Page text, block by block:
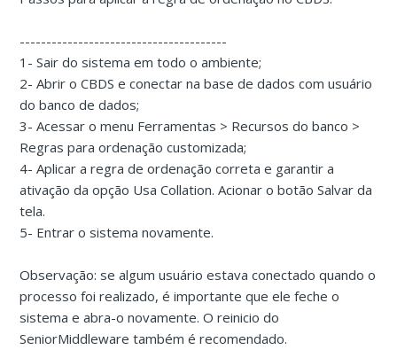
---------------------------------------
1- Sair do sistema em todo o ambiente;
2- Abrir o CBDS e conectar na base de dados com usuário
do banco de dados;
3- Acessar o menu Ferramentas > Recursos do banco >
Regras para ordenação customizada;
4- Aplicar a regra de ordenação correta e garantir a
ativação da opção Usa Collation. Acionar o botão Salvar da
tela.
5- Entrar o sistema novamente.
Observação: se algum usuário estava conectado quando o
processo foi realizado, é importante que ele feche o
sistema e abra-o novamente. O reinicio do
SeniorMiddleware também é recomendado.